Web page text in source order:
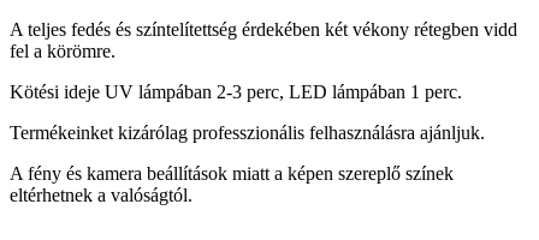
A teljes fedés és színtelítettség érdekében két vékony rétegben vidd
fel a körömre.
Kötési ideje UV lámpában 2-3 perc, LED lámpában 1 perc.
Termékeinket kizárólag professzionális felhasználásra ajánljuk.
A fény és kamera beállítások miatt a képen szereplő színek
eltérhetnek a valóságtól.